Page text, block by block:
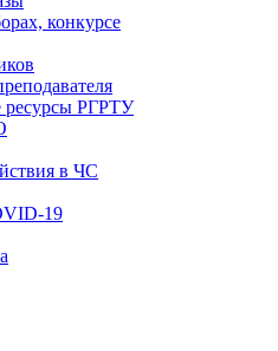
конкурсе
РГРТУ
в ЧС
19